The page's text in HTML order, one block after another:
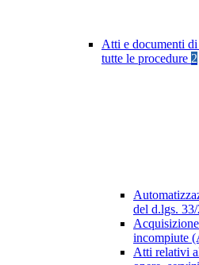
Atti e documenti di
tutte le procedure 2
del d.lgs.
incompiute
Atti relativi